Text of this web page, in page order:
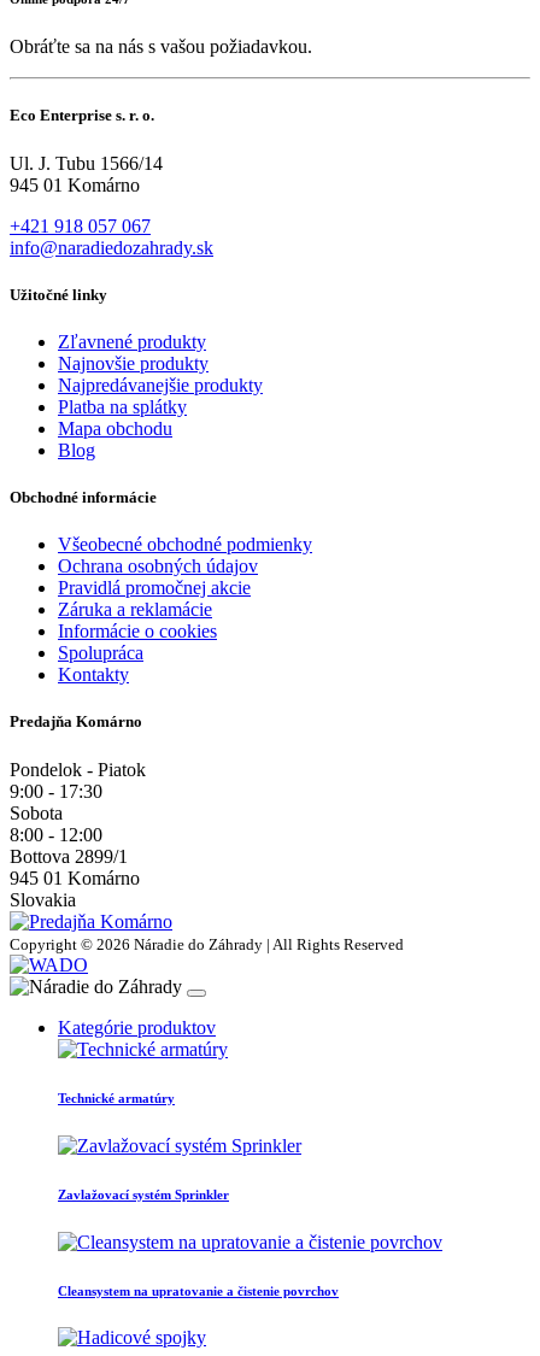
Obráťte sa na nás s vašou požiadavkou.
Eco Enterprise s. r. o.
Ul. J. Tubu 1566/14
945 01 Komárno
+421 918 057 067
info@naradiedozahrady.sk
Užitočné linky
Zľavnené produkty
Najnovšie produkty
Najpredávanejšie produkty
Platba na splátky
Mapa obchodu
Blog
Obchodné informácie
Všeobecné obchodné podmienky
Ochrana osobných údajov
Pravidlá promočnej akcie
Záruka a reklamácie
Informácie o cookies
Spolupráca
Kontakty
Predajňa Komárno
Pondelok - Piatok
9:00 - 17:30
Sobota
8:00 - 12:00
Bottova 2899/1
945 01 Komárno
Slovakia
Copyright © 2026 Náradie do Záhrady | All Rights Reserved
Kategórie produktov
Technické armatúry
Zavlažovací systém Sprinkler
Cleansystem na upratovanie a čistenie povrchov